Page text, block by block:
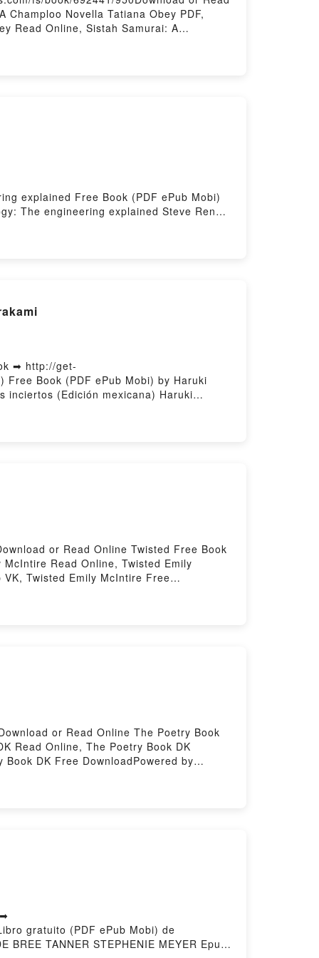
Novella Tatiana Obey PDF,
Read Online, Sistah Samurai: A
Obey Free DownloadPowered by
explained Free Book (PDF ePub Mobi)
The engineering explained Steve Rendle
engineering explained Steve Rendle
➡ http://get-
Book (PDF ePub Mobi) by Haruki
inciertos (Edición mexicana) Haruki
VK, La ciudad y sus muros inciertos
or Read Online Twisted Free Book
Read Online, Twisted Emily
Twisted Emily McIntire Free
or Read Online The Poetry Book
Read Online, The Poetry Book DK
DK Free DownloadPowered by
gratuito (PDF ePub Mobi) de
BREE TANNER STEPHENIE MEYER Epub,